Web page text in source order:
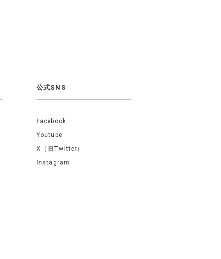
公式SNS
Facebook
Youtube
X（旧Twitter）
Instagram